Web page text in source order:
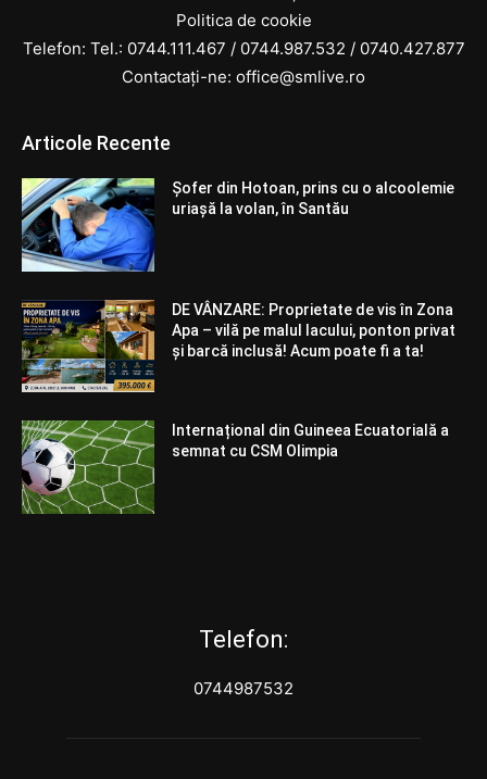
Politica de cookie
Telefon: Tel.: 0744.111.467 / 0744.987.532 / 0740.427.877
Contactați-ne: office@smlive.ro
Articole Recente
Șofer din Hotoan, prins cu o alcoolemie
uriașă la volan, în Santău
DE VÂNZARE: Proprietate de vis în Zona
Apa – vilă pe malul lacului, ponton privat
și barcă inclusă! Acum poate fi a ta!
Internațional din Guineea Ecuatorială a
semnat cu CSM Olimpia
Telefon:
0744987532